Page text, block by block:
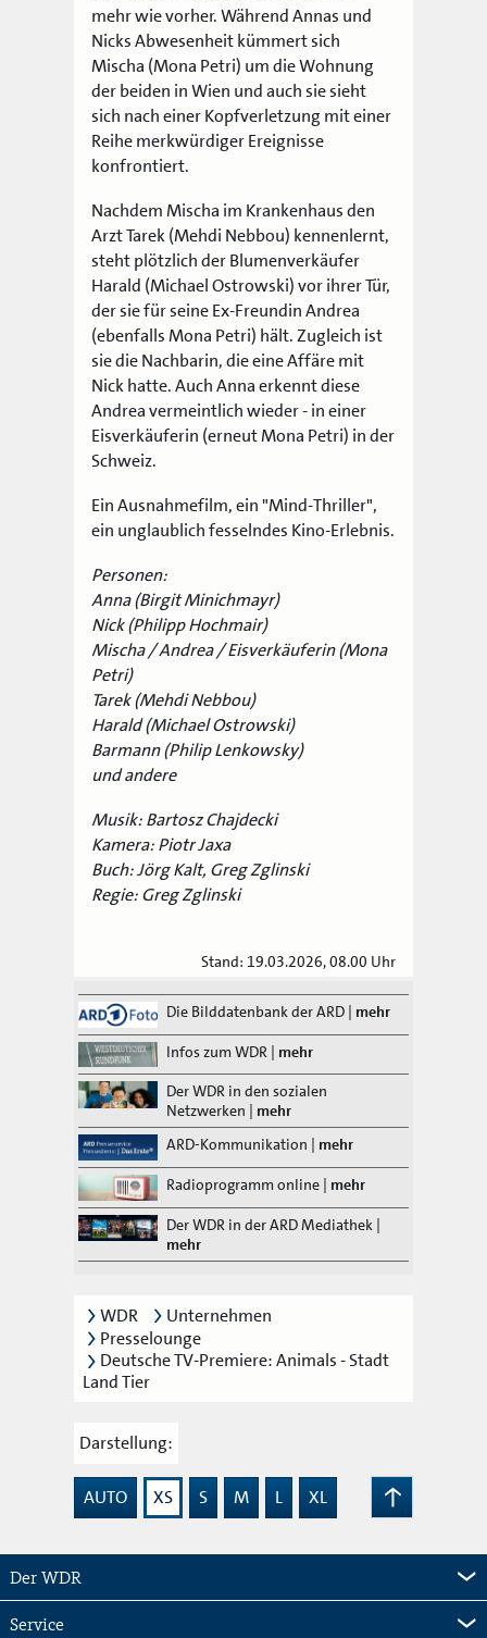
mehr wie vorher. Während Annas und
Nicks Abwesenheit kümmert sich
Mischa (Mona Petri) um die Wohnung
der beiden in Wien und auch sie sieht
sich nach einer Kopfverletzung mit einer
Reihe merkwürdiger Ereignisse
konfrontiert.
Nachdem Mischa im Krankenhaus den
Arzt Tarek (Mehdi Nebbou) kennenlernt,
steht plötzlich der Blumenverkäufer
Harald (Michael Ostrowski) vor ihrer Tür,
der sie für seine Ex-Freundin Andrea
(ebenfalls Mona Petri) hält. Zugleich ist
sie die Nachbarin, die eine Affäre mit
Nick hatte. Auch Anna erkennt diese
Andrea vermeintlich wieder - in einer
Eisverkäuferin (erneut Mona Petri) in der
Schweiz.
Ein Ausnahmefilm, ein "Mind-Thriller",
ein unglaublich fesselndes Kino-Erlebnis.
Personen:
Anna (Birgit Minichmayr)
Nick (Philipp Hochmair)
Mischa / Andrea / Eisverkäuferin (Mona
Petri)
Tarek (Mehdi Nebbou)
Harald (Michael Ostrowski)
Barmann (Philip Lenkowsky)
und andere
Musik: Bartosz Chajdecki
Kamera: Piotr Jaxa
Buch: Jörg Kalt, Greg Zglinski
Regie: Greg Zglinski
Stand: 19.03.2026, 08.00 Uhr
Die Bilddatenbank der ARD | mehr
Infos zum WDR | mehr
Der WDR in den sozialen
Netzwerken | mehr
ARD-Kommunikation | mehr
Radioprogramm online | mehr
Der WDR in der ARD Mediathek |
mehr
WDR
Unternehmen
Presselounge
Deutsche TV-Premiere: Animals - Stadt
Land Tier
Darstellung:
AUTO XS S M L
XL
Zum
Der WDR
Service